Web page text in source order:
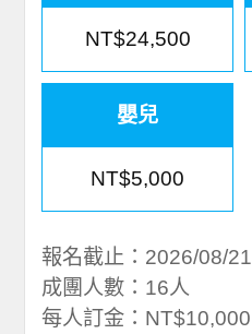
NT$24,500
嬰兒
NT$5,000
報名截止：2026/08/21
成團人數：16人
每人訂金：NT$10,000